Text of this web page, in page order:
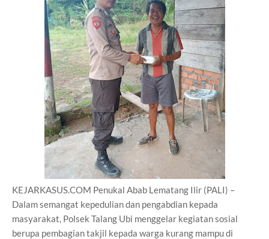
KEJARKASUS.COM Penukal Abab Lematang Ilir (PALI) –
Dalam semangat kepedulian dan pengabdian kepada
masyarakat, Polsek Talang Ubi menggelar kegiatan sosial
berupa pembagian takjil kepada warga kurang mampu di